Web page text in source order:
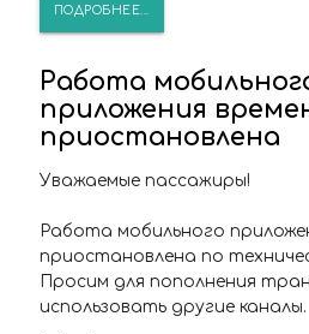
ПОДРОБНЕЕ...
Работа
приложения
приостановлена
Уважаемые пассажиры!
Работа мобильного
приостановлена по
Просим для пополнения
использовать другие каналы.